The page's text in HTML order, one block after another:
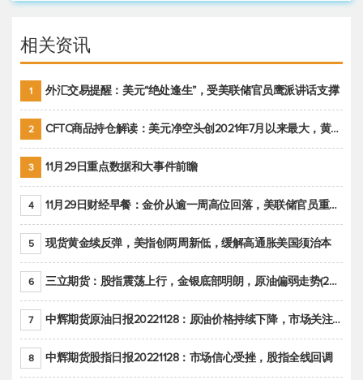
相关资讯
1 外汇交易提醒：美元“绝处逢生”，受美联储官员鹰派讲话支撑
2 CFTC商品持仓解读：美元净空头创2021年7月以来最大，黄金期货投机性净多头头寸减少
3 11月29日重点数据和大事件前瞻
4 11月29日财经早餐：金价从逾一周高位回落，美联储官员重申鹰派立场推动美元回升
5 现货黄金续反弹，美指创两周新低，缓解高通胀美国须治本
6 三立期货：股指震荡上行，金银底部明朗，原油偏弱走势(20221128收评)
7 中辉期货原油日报20221128：原油价格持续下降，市场关注OPEC+新一轮产能政策
8 中辉期货股指日报20221128：市场信心受挫，股指全线回调